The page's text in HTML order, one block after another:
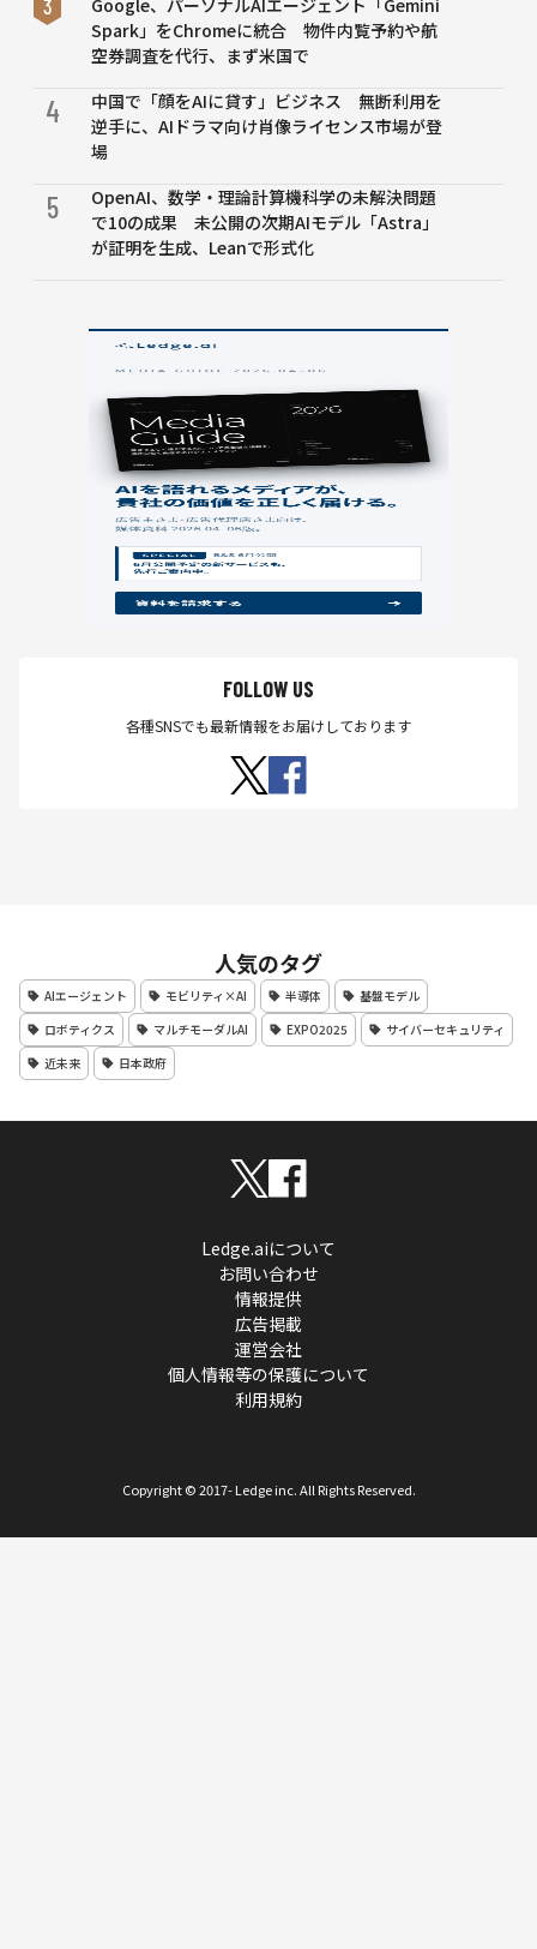
Google、パーソナルAIエージェント「Gemini
Spark」をChromeに統合 物件内覧予約や航
空券調査を代行、まず米国で
4
中国で「顔をAIに貸す」ビジネス 無断利用を
逆手に、AIドラマ向け肖像ライセンス市場が登
場
5
OpenAI、数学・理論計算機科学の未解決問題
で10の成果 未公開の次期AIモデル「Astra」
が証明を生成、Leanで形式化
FOLLOW US
各種SNSでも最新情報をお届けしております
人気のタグ
AIエージェント モビリティ×AI 半導体
基盤モデル
ロボティクス
マルチモーダルAI EXPO2025
サイバーセキュリティ
近未来
日本政府
Ledge.aiについて
お問い合わせ
情報提供
広告掲載
運営会社
個人情報等の保護について
利用規約
Copyright © 2017- Ledge inc. All Rights Reserved.